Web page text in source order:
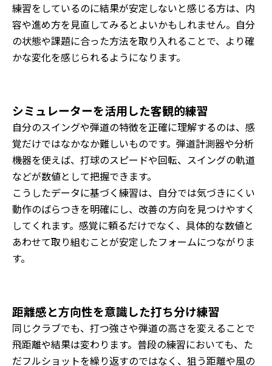
練習をしているのに結果が安定しないと感じる方は、内
容や進め方を見直してみるとよいかもしれません。自分
の状態や課題に合った方法を取り入れることで、より確
かな変化を感じられるようになります。
シミュレーターを活用した客観的練習
自分のスイングや弾道の特徴を正確に理解するのは、感
覚だけではなかなか難しいものです。弾道計測器や分析
機器を使えば、打球のスピードや回転、スイングの軌道
などが数値として把握できます。
こうしたデータに基づく練習は、自分では気づきにくい
動作のばらつきを明確にし、改善の方向を見つけやすく
してくれます。感覚に頼るだけでなく、具体的な数値と
あわせて取り組むことが安定したフォームにつながりま
す。
距離感と方向性を意識した打ち分け練習
同じクラブでも、打つ強さや弾道の高さを変えることで
飛距離や結果は変わります。普段の練習においても、た
だフルショットを繰り返すのではなく、狙う距離や風の